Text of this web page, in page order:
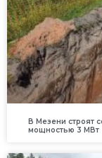
В Мезени строят
мощностью 3 МВт